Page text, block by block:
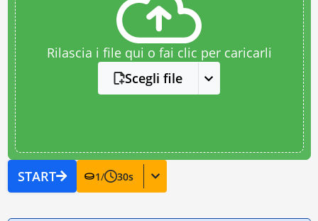
Rilascia i file qui o fai clic per caricarli
Scegli file
START 1/ 30s